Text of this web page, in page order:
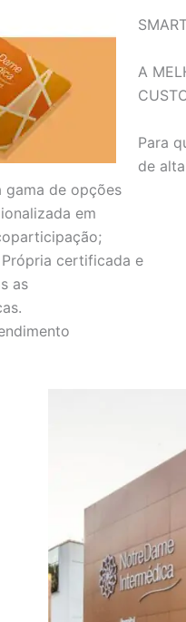
A
Para
de
gama de opções
em
Própria certificada e
as